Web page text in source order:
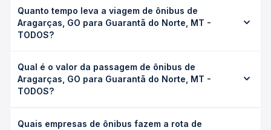
Quanto tempo leva a viagem de ônibus de
Aragarças, GO para Guarantã do Norte, MT -
TODOS?
Norte, MT - TODOS leva em média 22h 9min, podendo
variar conforme a viação, o tipo de serviço (convencional,
executivo ou leito) e as condições de tráfego. Na Quero
Qual é o valor da passagem de ônibus de
Aragarças, GO para Guarantã do Norte, MT -
TODOS?
Guarantã do Norte, MT - TODOS custa em média R$ 515,01
Quais empresas de ônibus fazem a rota de